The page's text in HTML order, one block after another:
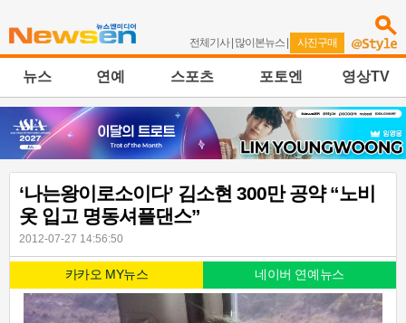
전체기사| 많이본뉴스 | 사진구매
뉴스 연예 스포츠 포토엔 영상TV
‘나는왕이로소이다’ 김소현 300만 공약 “노비
옷 입고 명동셔플댄스”
2012-07-27 14:56:50
카카오 MY뉴스 네이버 연예뉴스